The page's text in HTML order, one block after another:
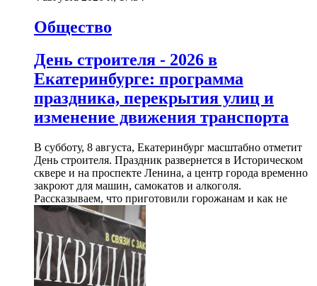
Общество
День строителя - 2026 в
Екатеринбурге: программа
праздника, перекрытия улиц и
изменение движения транспорта
В субботу, 8 августа, Екатеринбург масштабно отметит
День строителя. Праздник развернется в Историческом
сквере и на проспекте Ленина, а центр города временно
закроют для машин, самокатов и алкоголя.
Рассказываем, что приготовили горожанам и как не